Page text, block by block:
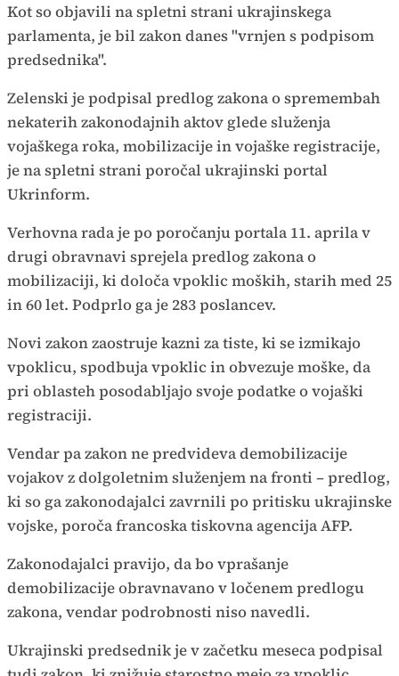
Kot so objavili na spletni strani ukrajinskega
parlamenta, je bil zakon danes "vrnjen s podpisom
predsednika".
Zelenski je podpisal predlog zakona o spremembah
nekaterih zakonodajnih aktov glede služenja
vojaškega roka, mobilizacije in vojaške registracije,
je na spletni strani poročal ukrajinski portal
Ukrinform.
Verhovna rada je po poročanju portala 11. aprila v
drugi obravnavi sprejela predlog zakona o
mobilizaciji, ki določa vpoklic moških, starih med 25
in 60 let. Podprlo ga je 283 poslancev.
Novi zakon zaostruje kazni za tiste, ki se izmikajo
vpoklicu, spodbuja vpoklic in obvezuje moške, da
pri oblasteh posodabljajo svoje podatke o vojaški
registraciji.
Vendar pa zakon ne predvideva demobilizacije
vojakov z dolgoletnim služenjem na fronti – predlog,
ki so ga zakonodajalci zavrnili po pritisku ukrajinske
vojske, poroča francoska tiskovna agencija AFP.
Zakonodajalci pravijo, da bo vprašanje
demobilizacije obravnavano v ločenem predlogu
zakona, vendar podrobnosti niso navedli.
Ukrajinski predsednik je v začetku meseca podpisal